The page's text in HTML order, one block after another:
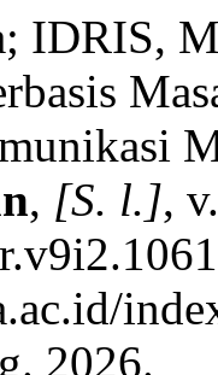
IDRIS,
, [S. l.],
2026.